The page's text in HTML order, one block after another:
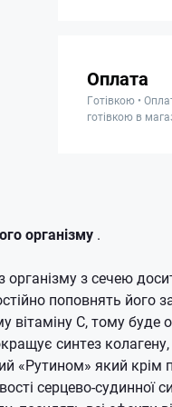
Оплата
Готівкою •
готівкою в
організму .
організму з сечею
поповнять його
вітаміну С, тому буде
синтез
«Рутином» який крім
серцево-судинної